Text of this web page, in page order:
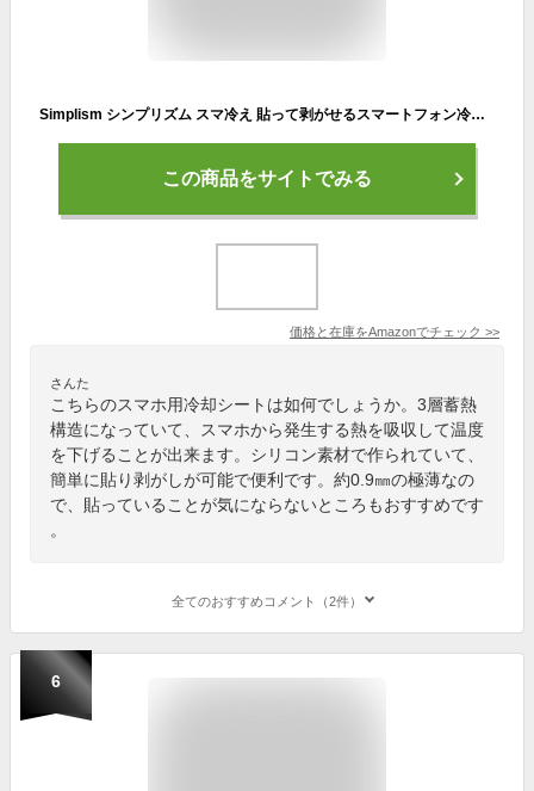
Simplism シンプリズム スマ冷え 貼って剥がせるスマートフォン冷却シート ホワイト TR-SHS-WH
この商品をサイトでみる
価格と在庫をAmazonでチェック >>
さんた
こちらのスマホ用冷却シートは如何でしょうか。3層蓄熱
構造になっていて、スマホから発生する熱を吸収して温度
を下げることが出来ます。シリコン素材で作られていて、
簡単に貼り剥がしが可能で便利です。約0.9㎜の極薄なの
で、貼っていることが気にならないところもおすすめです
。
全てのおすすめコメント（2件）
6